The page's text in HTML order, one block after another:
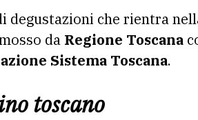
degustazioni che rientra
da Regione Toscana
Sistema Toscana.
toscano